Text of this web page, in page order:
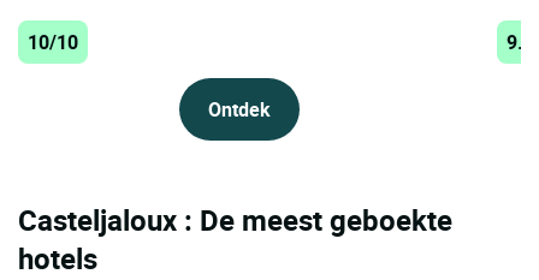
10/10
Ontdek
Casteljaloux : De meest geboekte
hotels